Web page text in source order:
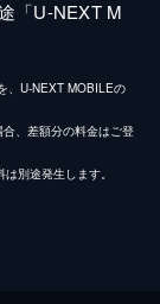
「U-NEXT M
、U-NEXT MOBILEの
、差額分の料金はご登
別途発生します。